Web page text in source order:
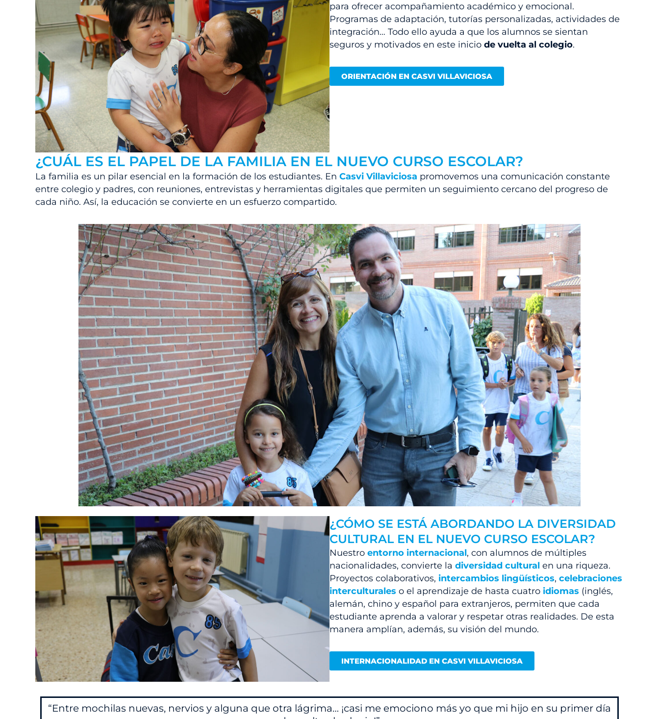
para ofrecer acompañamiento académico y emocional.
Programas de adaptación, tutorías personalizadas, actividades de
integración… Todo ello ayuda a que los alumnos se sientan
seguros y motivados en este inicio de vuelta al colegio.
ORIENTACIÓN EN CASVI VILLAVICIOSA
¿CUÁL ES EL PAPEL DE LA FAMILIA EN EL NUEVO CURSO ESCOLAR?
La familia es un pilar esencial en la formación de los estudiantes. En Casvi Villaviciosa promovemos una comunicación constante
entre colegio y padres, con reuniones, entrevistas y herramientas digitales que permiten un seguimiento cercano del progreso de
cada niño. Así, la educación se convierte en un esfuerzo compartido.
¿CÓMO SE ESTÁ ABORDANDO LA DIVERSIDAD
CULTURAL EN EL NUEVO CURSO ESCOLAR?
Nuestro entorno internacional, con alumnos de múltiples
nacionalidades, convierte la diversidad cultural en una riqueza.
Proyectos colaborativos, intercambios lingüísticos, celebraciones
interculturales o el aprendizaje de hasta cuatro idiomas (inglés,
alemán, chino y español para extranjeros, permiten que cada
estudiante aprenda a valorar y respetar otras realidades. De esta
manera amplían, además, su visión del mundo.
INTERNACIONALIDAD EN CASVI VILLAVICIOSA
“Entre mochilas nuevas, nervios y alguna que otra lágrima… ¡casi me emociono más yo que mi hijo en su primer día